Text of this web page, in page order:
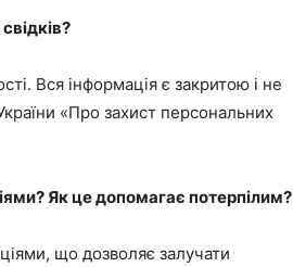
Вся інформація є закритою і не
«Про захист персональних
Як це допомагає потерпілим?
що дозволяє залучати